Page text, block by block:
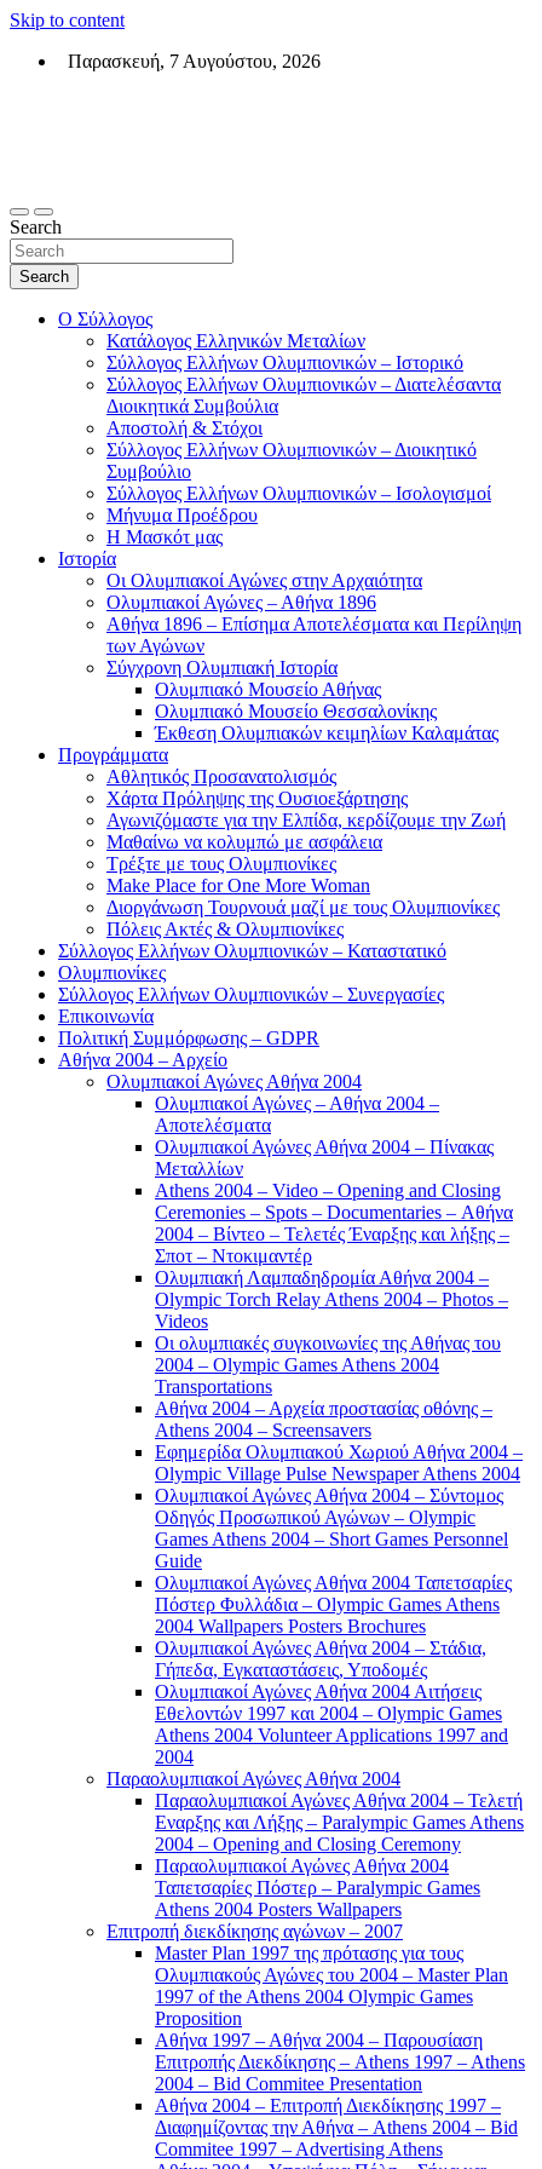
Skip to content
Παρασκευή, 7 Αυγούστου, 2026
Search
Search
Ο Σύλλογος
Κατάλογος Ελληνικών Μεταλίων
Σύλλογος Ελλήνων Ολυμπιονικών – Ιστορικό
Σύλλογος Ελλήνων Ολυμπιονικών – Διατελέσαντα
Διοικητικά Συμβούλια
Αποστολή & Στόχοι
Σύλλογος Ελλήνων Ολυμπιονικών – Διοικητικό
Συμβούλιο
Σύλλογος Ελλήνων Ολυμπιονικών – Ισολογισμοί
Μήνυμα Προέδρου
Η Μασκότ μας
Ιστορία
Οι Ολυμπιακοί Αγώνες στην Αρχαιότητα
Ολυμπιακοί Αγώνες – Αθήνα 1896
Αθήνα 1896 – Επίσημα Αποτελέσματα και Περίληψη
των Αγώνων
Σύγχρονη Ολυμπιακή Ιστορία
Ολυμπιακό Μουσείο Αθήνας
Ολυμπιακό Μουσείο Θεσσαλονίκης
Έκθεση Ολυμπιακών κειμηλίων Καλαμάτας
Προγράμματα
Αθλητικός Προσανατολισμός
Χάρτα Πρόληψης της Ουσιοεξάρτησης
Αγωνιζόμαστε για την Ελπίδα, κερδίζουμε την Ζωή
Μαθαίνω να κολυμπώ με ασφάλεια
Τρέξτε με τους Ολυμπιονίκες
Make Place for One More Woman
Διοργάνωση Τουρνουά μαζί με τους Ολυμπιονίκες
Πόλεις Ακτές & Ολυμπιονίκες
Σύλλογος Ελλήνων Ολυμπιονικών – Καταστατικό
Ολυμπιονίκες
Σύλλογος Ελλήνων Ολυμπιονικών – Συνεργασίες
Επικοινωνία
Πολιτική Συμμόρφωσης – GDPR
Αθήνα 2004 – Αρχείο
Ολυμπιακοί Αγώνες Αθήνα 2004
Ολυμπιακοί Αγώνες – Αθήνα 2004 –
Αποτελέσματα
Ολυμπιακοί Αγώνες Αθήνα 2004 – Πίνακας
Μεταλλίων
Athens 2004 – Video – Opening and Closing
Ceremonies – Spots – Documentaries – Αθήνα
2004 – Βίντεο – Τελετές Έναρξης και λήξης –
Σποτ – Ντοκιμαντέρ
Ολυμπιακή Λαμπαδηδρομία Αθήνα 2004 –
Olympic Torch Relay Athens 2004 – Photos –
Videos
Οι ολυμπιακές συγκοινωνίες της Αθήνας του
2004 – Olympic Games Athens 2004
Transportations
Αθήνα 2004 – Αρχεία προστασίας οθόνης –
Athens 2004 – Screensavers
Εφημερίδα Ολυμπιακού Χωριού Αθήνα 2004 –
Olympic Village Pulse Newspaper Athens 2004
Ολυμπιακοί Αγώνες Αθήνα 2004 – Σύντομος
Οδηγός Προσωπικού Αγώνων – Olympic
Games Athens 2004 – Short Games Personnel
Guide
Ολυμπιακοί Αγώνες Αθήνα 2004 Ταπετσαρίες
Πόστερ Φυλλάδια – Olympic Games Athens
2004 Wallpapers Posters Brochures
Ολυμπιακοί Αγώνες Αθήνα 2004 – Στάδια,
Γήπεδα, Εγκαταστάσεις, Υποδομές
Ολυμπιακοί Αγώνες Αθήνα 2004 Αιτήσεις
Εθελοντών 1997 και 2004 – Olympic Games
Athens 2004 Volunteer Applications 1997 and
2004
Παραολυμπιακοί Αγώνες Αθήνα 2004
Παραολυμπιακοί Αγώνες Αθήνα 2004 – Τελετή
Εναρξης και Λήξης – Paralympic Games Athens
2004 – Opening and Closing Ceremony
Παραολυμπιακοί Αγώνες Αθήνα 2004
Ταπετσαρίες Πόστερ – Paralympic Games
Athens 2004 Posters Wallpapers
Επιτροπή διεκδίκησης αγώνων – 2007
Master Plan 1997 της πρότασης για τους
Ολυμπιακούς Αγώνες του 2004 – Master Plan
1997 of the Athens 2004 Olympic Games
Proposition
Αθήνα 1997 – Αθήνα 2004 – Παρουσίαση
Επιτροπής Διεκδίκησης – Athens 1997 – Athens
2004 – Bid Commitee Presentation
Αθήνα 2004 – Επιτροπή Διεκδίκησης 1997 –
Διαφημίζοντας την Αθήνα – Athens 2004 – Bid
Commitee 1997 – Advertising Athens